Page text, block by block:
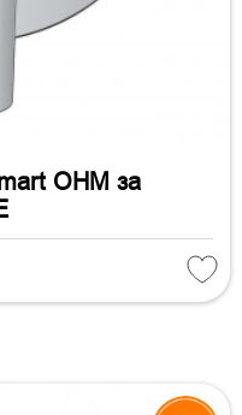
OHM за